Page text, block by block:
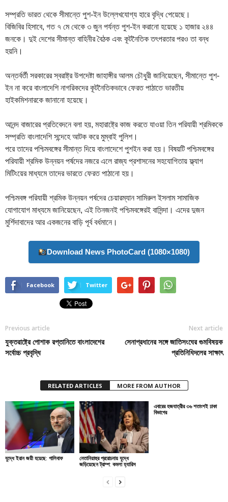
সম্প্রতি ভারত থেকে সীমান্তে পুশ-ইন উল্লেখযোগ্য হারে বৃদ্ধি পেয়েছে।
বিজিবির হিসাবে, গত ৭ মে থেকে ৩ জুন পর্যন্ত পুশ-ইন করানো হয়েছে ১ হাজার ২৪৪
জনকে। দুই দেশের সীমান্ত বাহিনীর বৈঠক এবং কূটনৈতিক তৎপরতার পরও তা বন্ধ
হয়নি।
অন্তর্বর্তী সরকারের স্বরাষ্ট্র উপদেষ্টা জাহাঙ্গীর আলম চৌধুরী জানিয়েছেন, সীমান্তে পুশ-
ইন না করে বাংলাদেশি নাগরিকদের কূটনৈতিকভাবে ফেরত পাঠাতে ভারতীয়
হাইকমিশনারকে জানানো হয়েছে।
আনন্দ বাজারের প্রতিবেদনে বলা হয়, মহারাষ্ট্রে কাজ করতে যাওয়া তিন পরিযায়ী শ্রমিককে
সম্প্রতি বাংলাদেশি সন্দেহে আটক করে মুম্বাই পুলিশ।
পরে তাদের পশ্চিমবঙ্গের সীমান্ত দিয়ে বাংলাদেশে পুশইন করা হয়। বিষয়টি পশ্চিমবঙ্গের
পরিযায়ী শ্রমিক উন্নয়ন পর্ষদের নজরে এলে রাজ্য প্রশাসনের সহযোগিতায় ফ্ল্যাগ
মিটিংয়ের মাধ্যমে তাদের ভারতে ফেরত পাঠানো হয়।
পশ্চিমবঙ্গ পরিযায়ী শ্রমিক উন্নয়ন পর্ষদের চেয়ারম্যান সামিরুল ইসলাম সামাজিক
যোগাযোগ মাধ্যমে জানিয়েছেন, এই তিনজনই পশ্চিমবঙ্গেরই বাসিন্দা। এদের দুজন
মুর্শিদাবাদের আর একজনের বাড়ি পূর্ব বর্ধমানে।
Download News PhotoCard (1080×1080)
Facebook Twitter
Previous article
যুক্তরাষ্ট্রে পোশাক রপ্তানিতে বাংলাদেশের
সর্বোচ্চ প্রবৃদ্ধি
Next article
সেনাপ্রধানের সঙ্গে জাতিসংঘের গুমবিষয়ক
প্রতিনিধিদলের সাক্ষাৎ
RELATED ARTICLES MORE FROM AUTHOR
যুদ্ধে ইরান জয়ী হয়েছে: গালিবাফ
নেতানিয়াহুর প্ররোচনায় যুদ্ধে
জড়িয়েছেন ট্রাম্প: কমলা হ্যারিস
এবারের হজযাত্রীর ৩৬ শতাংশই ঢাকা
বিভাগের